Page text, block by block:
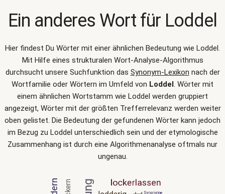
Ein anderes Wort für Loddel
Hier findest Du Wörter mit einer ähnlichen Bedeutung wie Loddel.
Mit Hilfe eines strukturalen Wort-Analyse-Algorithmus
durchsucht unsere Suchfunktion das Synonym-Lexikon nach der
Wortfamilie oder Wörtern im Umfeld von Loddel. Wörter mit
einem ähnlichen Wortstamm wie Loddel werden gruppiert
angezeigt, Wörter mit der größten Trefferrelevanz werden weiter
oben gelistet. Die Bedeutung der gefundenen Wörter kann jedoch
im Bezug zu Loddel unterschiedlich sein und der etymologische
Zusammenhang ist durch eine Algorithmenanalyse oftmals nur
ungenau.